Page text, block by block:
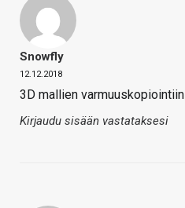
Snowfly
12.12.2018
3D mallien varmuuskopiointiin
Kirjaudu sisään vastataksesi